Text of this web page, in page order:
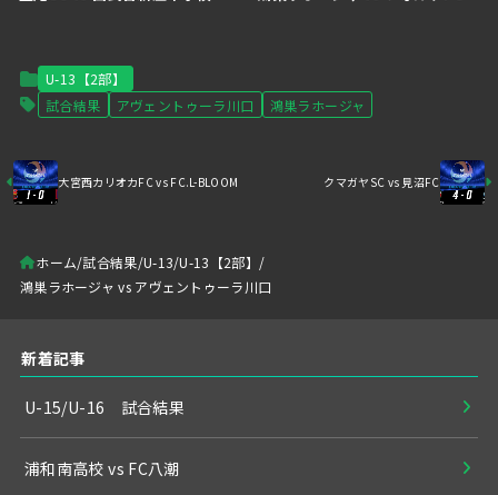
U-13【2部】
試合結果
アヴェントゥーラ川口 鴻巣ラホージャ
大宮西カリオカFC vs FC.L-BLOOM クマガヤSC vs 見沼FC
ホーム 試合結果 U-13 U-13【2部】
鴻巣ラホージャ vs アヴェントゥーラ川口
新着記事
U-15/U-16 試合結果
浦和南高校 vs FC八潮